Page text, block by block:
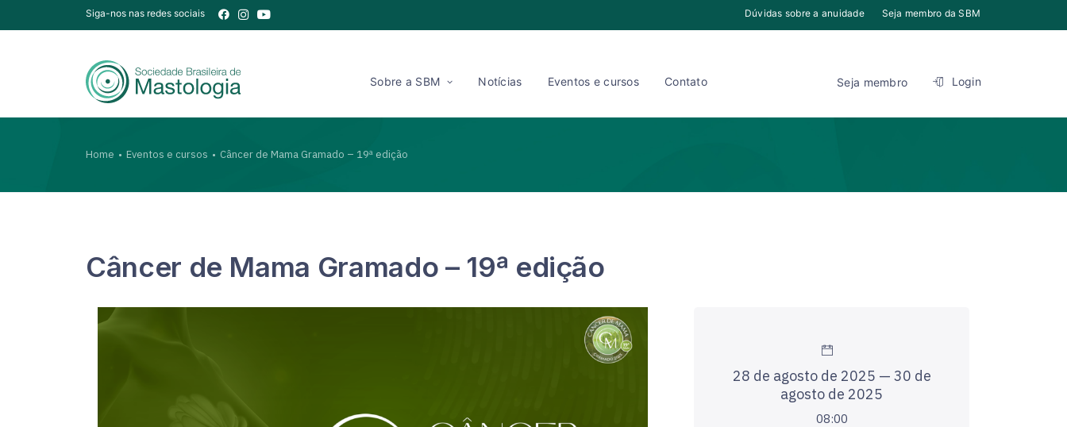
Siga-nos nas redes sociais Dúvidas sobre a anuidade Seja membro da SBM
Sobre a SBM Notícias Eventos e cursos Contato Seja membro Login
Home Eventos e cursos Câncer de Mama Gramado – 19ª edição
Câncer de Mama Gramado – 19ª edição
28 de agosto de 2025 — 30 de
agosto de 2025
08:00